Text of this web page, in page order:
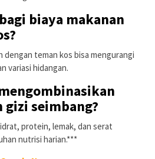
biaya makanan
dengan teman kos bisa mengurangi
variasi hidangan.
gizi seimbang?
protein, lemak, dan serat
nutrisi harian.***